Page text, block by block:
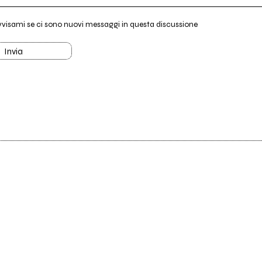
se ci sono nuovi messaggi in questa discussione
Invia